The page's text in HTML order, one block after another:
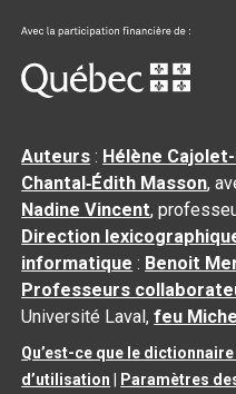
Auteurs : Hélène
Chantal‑Édith Masson,
Nadine Vincent,
Direction
informatique : Benoit
Professeurs
Université Laval,feu
Qu’est-ce que le
d’utilisation
Paramètres